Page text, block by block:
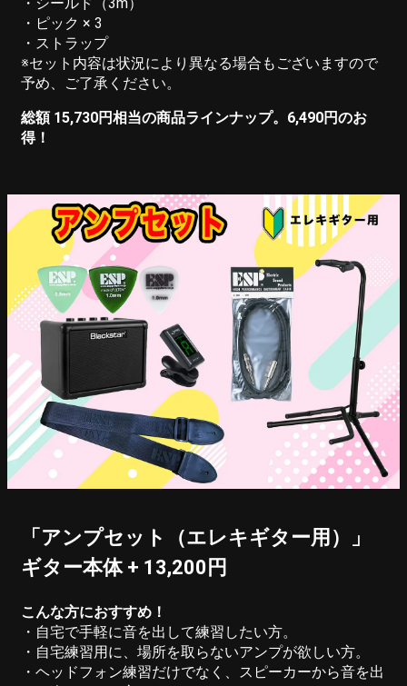
・ピック × 3
・ストラップ
※セット内容は状況により異なる場合もございますので
予め、ご了承ください。
総額 15,730円相当の商品ラインナップ。6,490円のお
得！
「アンプセット（エレキギター用）」
ギター本体 + 13,200円
こんな方におすすめ！
・自宅で手軽に音を出して練習したい方。
・自宅練習用に、場所を取らないアンプが欲しい方。
・ヘッドフォン練習だけでなく、スピーカーから音を出